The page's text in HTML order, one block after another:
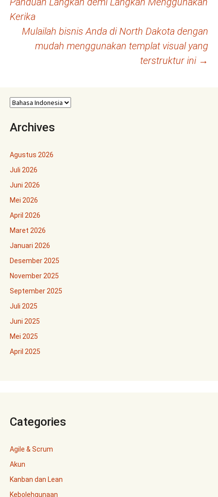
Tulisan
Kerika
Mulailah bisnis Anda di North Dakota dengan
mudah menggunakan templat visual yang
terstruktur ini →
Archives
Agustus 2026
Juli 2026
Juni 2026
Mei 2026
April 2026
Maret 2026
Januari 2026
Desember 2025
November 2025
September 2025
Juli 2025
Juni 2025
Mei 2025
April 2025
Categories
Agile & Scrum
Akun
Kanban dan Lean
Kebolehgunaan